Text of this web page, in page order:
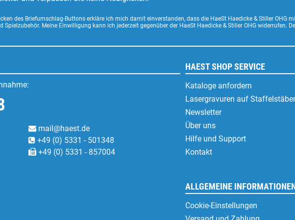
des Briefumschlag-Buttons erkläre ich mich damit einverstanden, dass die HaeSt Haedicke & Stiller
Spielzubehör. Meine Einwilligung kann ich jederzeit gegenüber der HaeSt Haedicke & Stiller OHG
mail@haest.de
+49 (0) 5331 - 501348
+49 (0) 5331 - 857004
HAEST SHOP SERVICE
Kataloge anfordern
Lasergravuren auf
Newsletter
Über uns
Hilfe und Support
Kontakt
ALLGEMEINE
Cookie-Einstellungen